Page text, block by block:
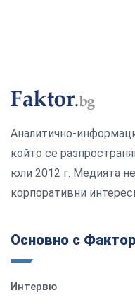
Аналитично-
който се
юли 2012 г. Медията
корпоративни
Основно с Фактор
Интервю